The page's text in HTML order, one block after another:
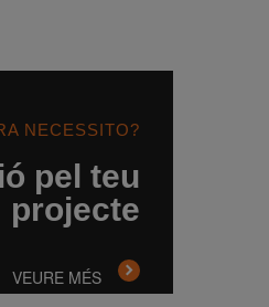
NECESSITO?
pel teu
projecte
VEURE MÉS